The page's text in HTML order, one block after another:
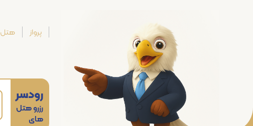
پرواز هتل
رودسر
رزرو هتل
های